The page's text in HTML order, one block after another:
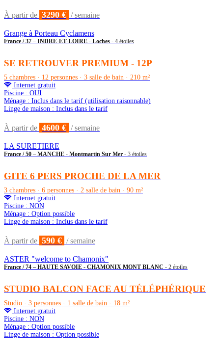
À partir de 3290 € / semaine
Grange à Porteau Cyclamens
France / 37 – INDRE-ET-LOIRE - Loches - 4 étoiles
SE RETROUVER PREMIUM - 12P
5 chambres · 12 personnes · 3 salle de bain · 210 m²
Internet gratuit
Piscine : OUI
Ménage : Inclus dans le tarif (utilisation raisonnable)
Linge de maison : Inclus dans le tarif
À partir de 4600 € / semaine
LA SURETIERE
France / 50 – MANCHE - Montmartin Sur Mer - 3 étoiles
GITE 6 PERS PROCHE DE LA MER
3 chambres · 6 personnes · 2 salle de bain · 90 m²
Internet gratuit
Piscine : NON
Ménage : Option possible
Linge de maison : Inclus dans le tarif
À partir de 590 € / semaine
ASTER "welcome to Chamonix"
France / 74 – HAUTE SAVOIE - CHAMONIX MONT BLANC - 2 étoiles
STUDIO BALCON FACE AU TÉLÉPHÉRIQUE
Studio · 3 personnes · 1 salle de bain · 18 m²
Internet gratuit
Piscine : NON
Ménage : Option possible
Linge de maison : Option possible